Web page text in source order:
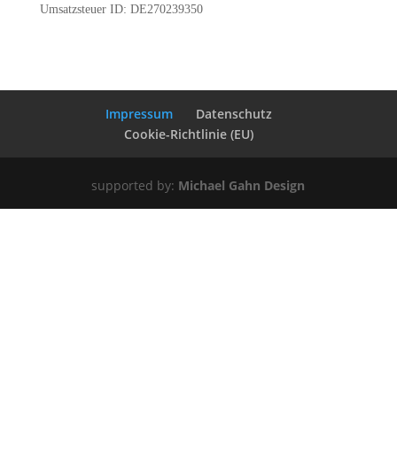
Umsatzsteuer ID: DE270239350
Impressum
Datenschutz
Cookie-Richtlinie (EU)
supported by: Michael Gahn Design